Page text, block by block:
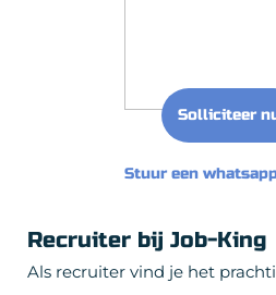
Solliciteer
Stuur een
Recruiter bij Job-King
Als recruiter vind je het